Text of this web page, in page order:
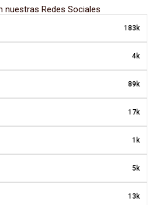
nuestras Redes Sociales
183k
4k
89k
17k
1k
5k
13k